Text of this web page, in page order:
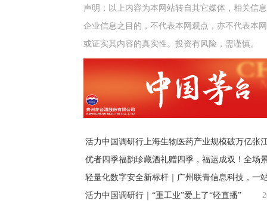
声明：以上内容为本网站转自其它媒体，相关信
企业信息之目的，不代表本网观点，亦不代表本
或证实其内容的真实性。投资有风险，需谨慎。
活力中国调研行上海生物医药产业规模破万亿张
优者四季福韵珍藏酒礼赠四季，福运成双！全场
轻量化数字安全新标杆｜广州联青信息科技，一
活力中国调研行｜“重工业”爱上了“轻直播”